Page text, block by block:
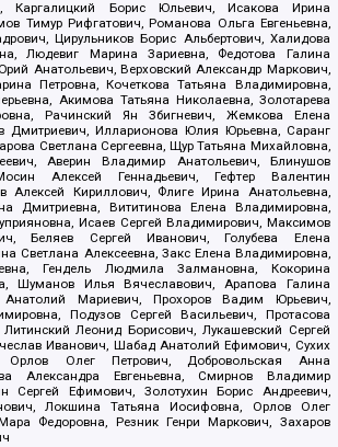
Каргалицкий Борис Юльевич, Исакова Ирина
Тимур Рифгатович, Романова Ольга Евгеньевна,
Цирульников Борис Альбертович, Халидова
Людевиг Марина Зариевна, Федотова Галина
Анатольевич, Верховский Александр Маркович,
Петровна, Кочеткова Татьяна Владимировна,
Акимова Татьяна Николаевна, Золотарева
Рачинский Ян Збигневич, Жемкова Елена
Дмитриевич, Илларионова Юлия Юрьевна, Саранг
Светлана Сергеевна, Щур Татьяна Михайловна,
Аверин Владимир Анатольевич, Блинушов
Алексей Геннадьевич, Гефтер Валентин
Алексей Кириллович, Флиге Ирина Анатольевна,
Дмитриевна, Вититинова Елена Владимировна,
Исаев Сергей Владимирович, Максимов
Беляев Сергей Иванович, Голубева Елена
Светлана Алексеевна, Закс Елена Владимировна,
Гендель Людмила Залмановна, Кокорина
Шуманов Илья Вячеславович, Арапова Галина
Анатолий Мариевич, Прохоров Вадим Юрьевич,
Подузов Сергей Васильевич, Протасова
Леонид Борисович, Лукашевский Сергей
Иванович, Шабад Анатолий Ефимович, Сухих
Орлов Олег Петрович, Добровольская Анна
Александра Евгеньевна, Смирнов Владимир
Сергей Ефимович, Золотухин Борис Андреевич,
Локшина Татьяна Иосифовна, Орлов Олег
Федоровна, Резник Генри Маркович, Захаров